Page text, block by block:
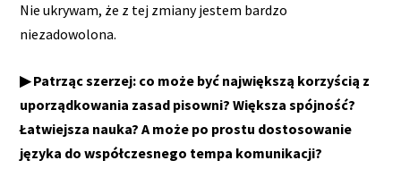
Nie ukrywam, że z tej zmiany jestem bardzo
niezadowolona.
▶ Patrząc szerzej: co może być największą korzyścią z
uporządkowania zasad pisowni? Większa spójność?
Łatwiejsza nauka? A może po prostu dostosowanie
języka do współczesnego tempa komunikacji?